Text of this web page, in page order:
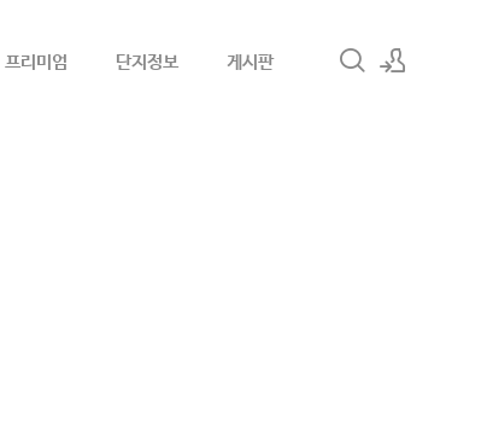
프리미엄 단지정보 게시판